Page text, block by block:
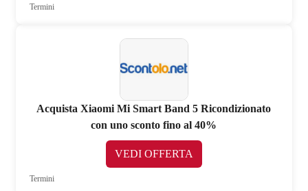
Termini
Acquista Xiaomi Mi Smart Band 5 Ricondizionato
con uno sconto fino al 40%
VEDI OFFERTA
Termini